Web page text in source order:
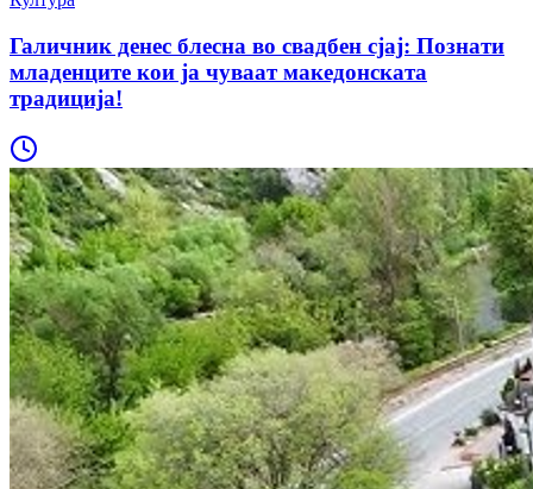
Галичник денес блесна во свадбен сјај: Познати
младенците кои ја чуваат македонската
традиција!